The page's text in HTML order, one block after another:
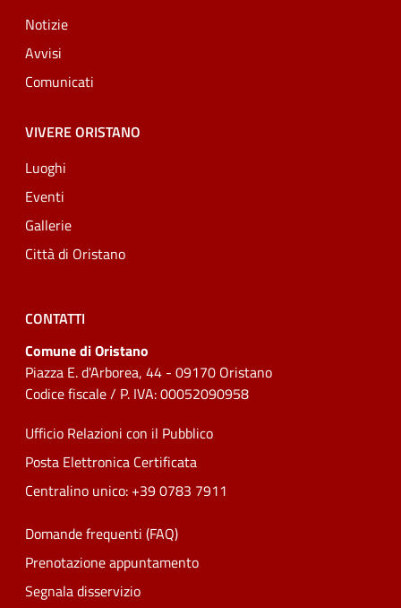
Notizie
Avvisi
Comunicati
VIVERE ORISTANO
Luoghi
Eventi
Gallerie
Città di Oristano
CONTATTI
Comune di Oristano
Piazza E. d'Arborea, 44 - 09170 Oristano
Codice fiscale / P. IVA: 00052090958
Ufficio Relazioni con il Pubblico
Posta Elettronica Certificata
Centralino unico: +39 0783 7911
Domande frequenti (FAQ)
Prenotazione appuntamento
Segnala disservizio